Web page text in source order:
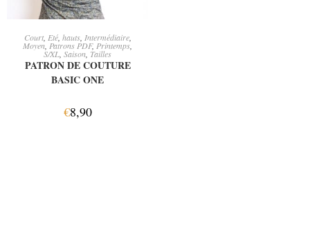
AJOUTER AU PANIER
Court, Eté, hauts, Intermédiaire,
Moyen Patrons PDF, Printemps
S/XL Saison Tailles
PATRON DE COUTURE
BASIC ONE
€8,90